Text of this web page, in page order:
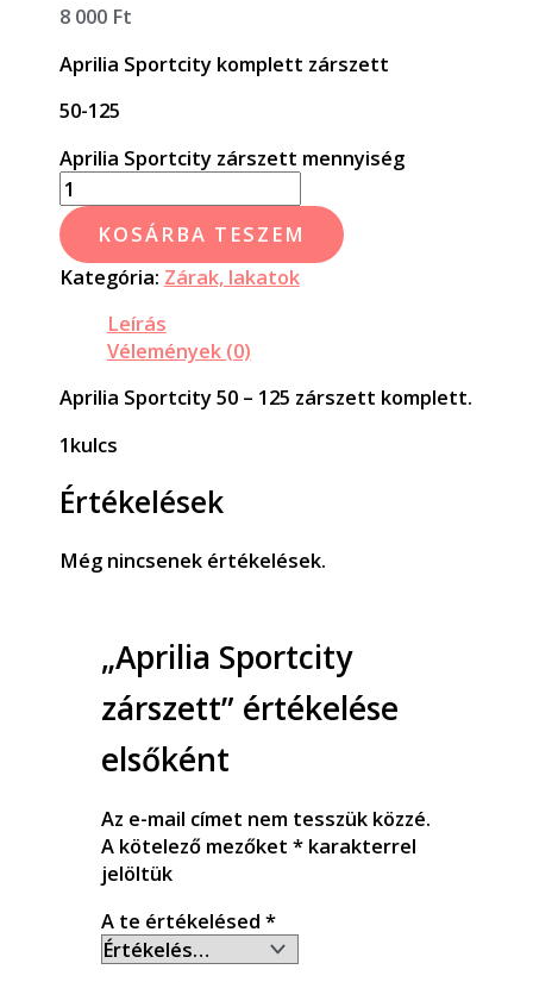
8 000 Ft
Aprilia Sportcity komplett zárszett
50-125
Aprilia Sportcity zárszett mennyiség
KOSÁRBA TESZEM
Kategória: Zárak, lakatok
Leírás
Vélemények (0)
Aprilia Sportcity 50 – 125 zárszett komplett.
1kulcs
Értékelések
Még nincsenek értékelések.
„Aprilia Sportcity
zárszett” értékelése
elsőként
Az e-mail címet nem tesszük közzé.
A kötelező mezőket *karakterrel
jelöltük
A te értékelésed *